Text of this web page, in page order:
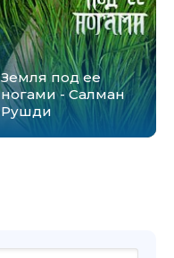
Земля под ее
ногами - Салман
Рушди